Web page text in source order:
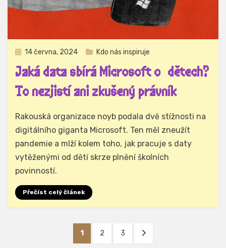
Zveřejněno
14 června, 2024 Kdo nás inspiruje
Jaká data sbírá Microsoft o dětech?
To nezjistí ani zkušený právník
Autor Hynek Trojánek
Rakouská organizace noyb podala dvě stížnosti na
digitálního giganta Microsoft. Ten měl zneužít
pandemie a mlží kolem toho, jak pracuje s daty
vytěženými od dětí skrze plnění školních
povinností.
Přečíst celý článek
StránkováníSTRÁNKA
1 STRÁNKA
2 STRÁNKA
3
DALŠÍ